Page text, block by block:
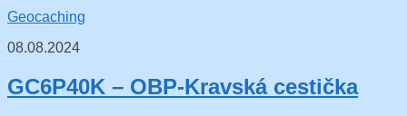
Geocaching
08.08.2024
GC6P40K – OBP-Kravská cestička